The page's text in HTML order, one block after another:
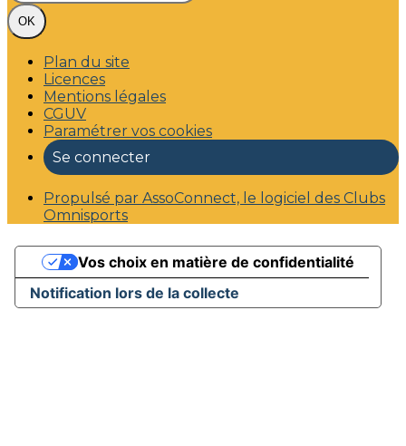
OK
Plan du site
Licences
Mentions légales
CGUV
Paramétrer vos cookies
Se connecter
Propulsé par AssoConnect, le logiciel des Clubs
Omnisports
Notification lors de la collecte
Vos choix en matière de confidentialité